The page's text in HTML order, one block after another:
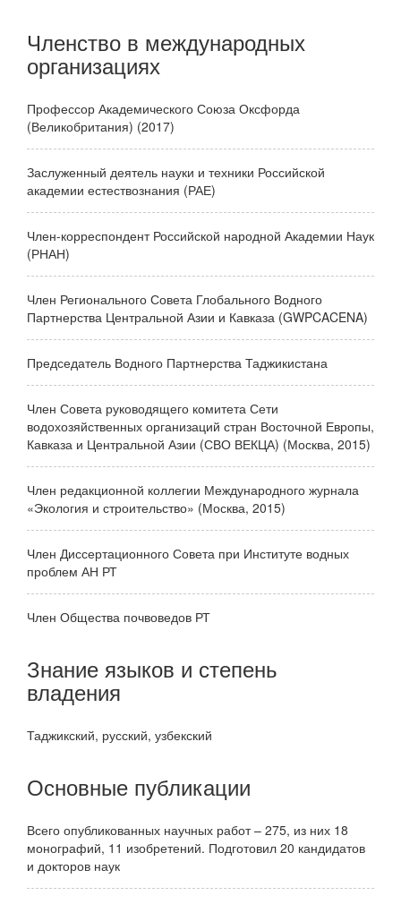
Членство в международных
организациях
Профессор Академического Союза Оксфорда
(Великобритания) (2017)
Заслуженный деятель науки и техники Российской
академии естествознания (РАЕ)
Член-корреспондент Российской народной Академии Наук
(РНАН)
Член Регионального Совета Глобального Водного
Партнерства Центральной Азии и Кавказа (GWPCACENA)
Председатель Водного Партнерства Таджикистана
Член Совета руководящего комитета Сети
водохозяйственных организаций стран Восточной Европы,
Кавказа и Центральной Азии (СВО ВЕКЦА) (Москва, 2015)
Член редакционной коллегии Международного журнала
«Экология и строительство» (Москва, 2015)
Член Диссертационного Совета при Институте водных
проблем АН РТ
Член Общества почвоведов РТ
Знание языков и степень
владения
Таджикский, русский, узбекский
Основные публикации
Всего опубликованных научных работ – 275, из них 18
монографий, 11 изобретений. Подготовил 20 кандидатов
и докторов наук